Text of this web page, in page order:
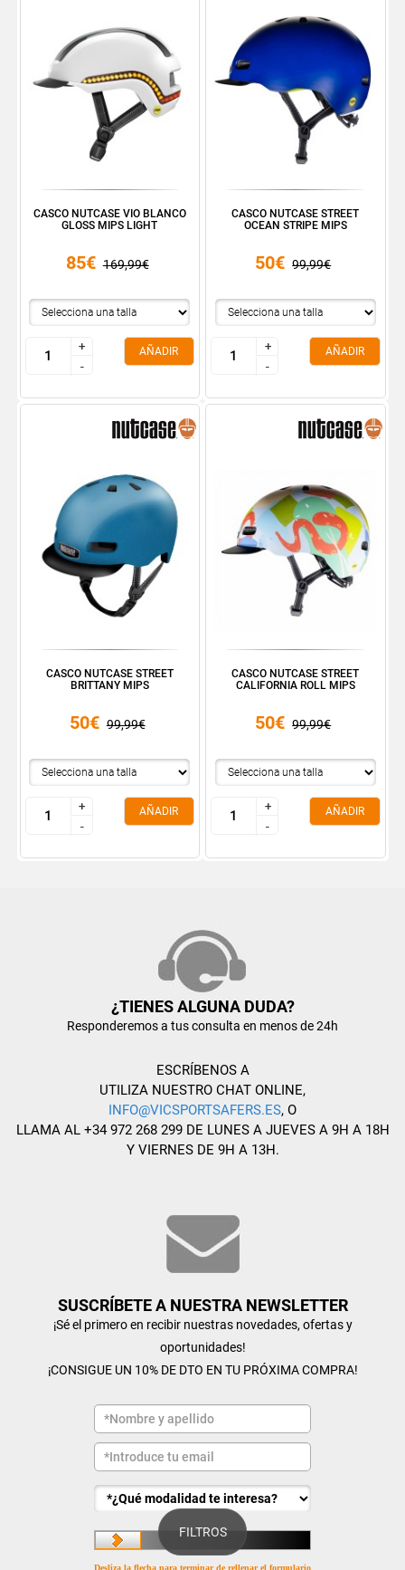
FILTROS
CASCO NUTCASE VIO BLANCO
GLOSS MIPS LIGHT
85€ 169,99€
+
-
+
-
AÑADIR
CASCO NUTCASE STREET
OCEAN STRIPE MIPS
50€ 99,99€
+
-
+
-
AÑADIR
CASCO NUTCASE STREET
BRITTANY MIPS
50€ 99,99€
+
-
+
-
AÑADIR
CASCO NUTCASE STREET
CALIFORNIA ROLL MIPS
50€ 99,99€
+
-
+
-
AÑADIR
¿TIENES ALGUNA DUDA?
Responderemos a tus consulta en menos de 24h
ESCRÍBENOS A
UTILIZA NUESTRO CHAT ONLINE,
INFO@VICSPORTSAFERS.ES, O
LLAMA AL +34 972 268 299 DE LUNES A JUEVES A 9H A 18H
Y VIERNES DE 9H A 13H.
SUSCRÍBETE A NUESTRA NEWSLETTER
¡Sé el primero en recibir nuestras novedades, ofertas y
oportunidades!
¡CONSIGUE UN 10% DE DTO EN TU PRÓXIMA COMPRA!
Desliza la flecha para terminar de rellenar el formulario